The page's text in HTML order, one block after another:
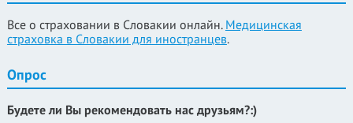
Все о страховании в Словакии онлайн. Медицинская
страховка в Словакии для иностранцев.
Опрос
Будете ли Вы рекомендовать нас друзьям?:)